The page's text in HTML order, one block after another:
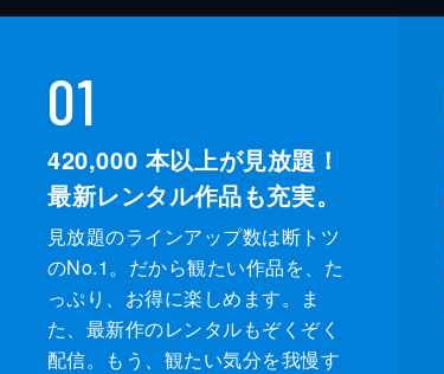
01
420,000 本以上が見放題！
最新レンタル作品も充実。
見放題のラインアップ数は断トツ
のNo.1。だから観たい作品を、た
っぷり、お得に楽しめます。ま
た、最新作のレンタルもぞくぞく
配信。もう、観たい気分を我慢す